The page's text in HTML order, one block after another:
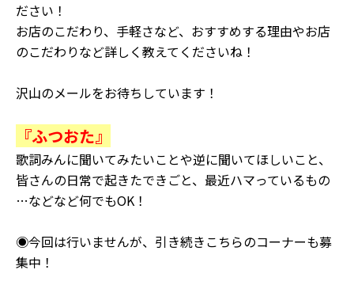
ださい！
お店のこだわり、手軽さなど、おすすめする理由やお店
のこだわりなど詳しく教えてくださいね！
沢山のメールをお待ちしています！
『ふつおた』
歌詞みんに聞いてみたいことや逆に聞いてほしいこと、
皆さんの日常で起きたできごと、最近ハマっているもの
…などなど何でもOK！
◉今回は行いませんが、引き続きこちらのコーナーも募
集中！